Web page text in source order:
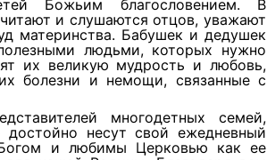
Божьим благословением. В
и слушаются отцов, уважают
материнства. Бабушек и дедушек
людьми, которых нужно
их великую мудрость и любовь,
болезни и немощи, связанные с
многодетных семей,
несут свой ежедневный
и любимы Церковью как ее